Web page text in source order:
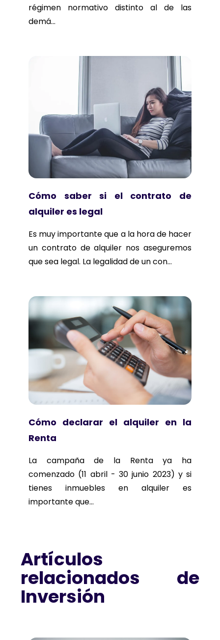
régimen normativo distinto al de las
demá...
Cómo saber si el contrato de
alquiler es legal
Es muy importante que a la hora de hacer
un contrato de alquiler nos aseguremos
que sea legal. La legalidad de un con...
Cómo declarar el alquiler en la
Renta
La campaña de la Renta ya ha
comenzado (11 abril - 30 junio 2023) y si
tienes inmuebles en alquiler es
importante que...
Artículos
relacionados de
Inversión